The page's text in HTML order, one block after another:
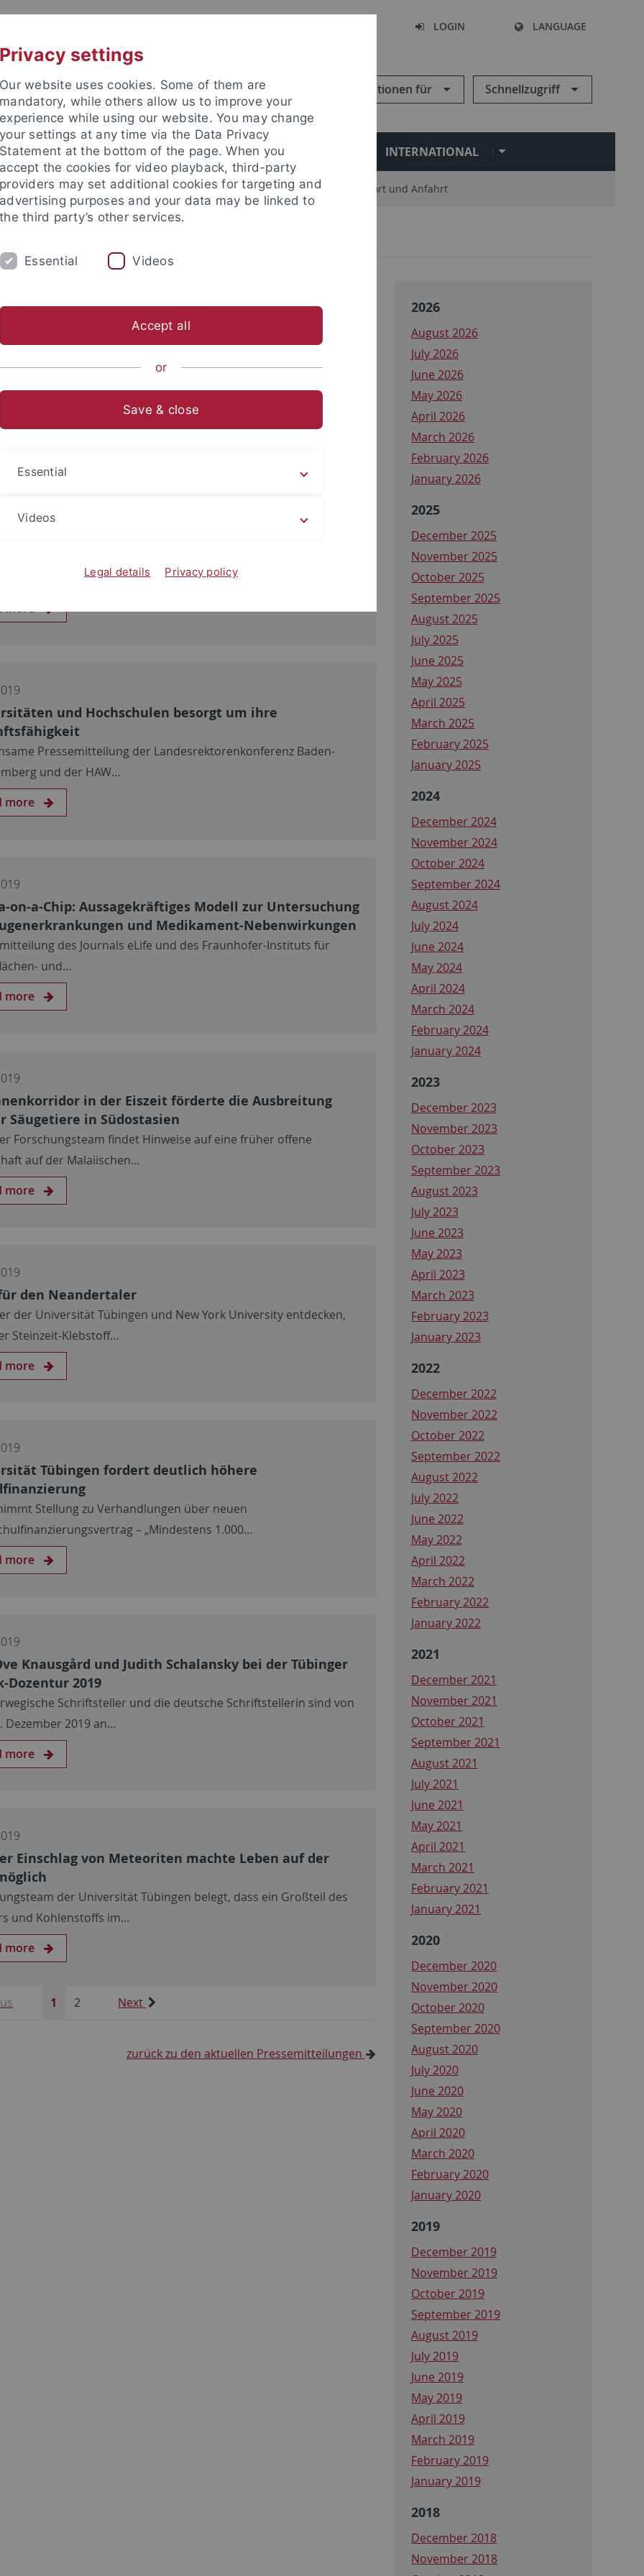
LOGIN LANGUAGE
Informationen für Schnellzugriff
STUDIUM FORSCHUNG EINRICHTUNGEN INTERNATIONAL
und Publikationen Campusleben Im Dialog Karriere Standort und Anfahrt
bedroht genetische Vielfalt europäischer
Vielfalt von…
more
und Hochschulen besorgt um ihre
Pressemitteilung der Landesrektorenkonferenz Baden-
und der HAW…
more
on-a-Chip: Aussagekräftiges Modell zur Untersuchung
und Medikament-Nebenwirkungen
des Journals eLife und des Fraunhofer-Instituts für
und…
more
in der Eiszeit förderte die Ausbreitung
Säugetiere in Südostasien
Forschungsteam findet Hinweise auf eine früher offene
auf der Malaiischen…
more
den Neandertaler
der Universität Tübingen und New York University entdecken,
Steinzeit-Klebstoff…
more
Tübingen fordert deutlich höhere
Stellung zu Verhandlungen über neuen
– „Mindestens 1.000…
more
Knausgård und Judith Schalansky bei der Tübinger
Dozentur 2019
Schriftsteller und die deutsche Schriftstellerin sind von
Dezember 2019 an…
more
Einschlag von Meteoriten machte Leben auf der
der Universität Tübingen belegt, dass ein Großteil des
und Kohlenstoffs im…
more
1 2 Next
zurück zu den aktuellen Pressemitteilungen
2026
August 2026
July 2026
June 2026
May 2026
April 2026
March 2026
February 2026
January 2026
2025
December 2025
November 2025
October 2025
September 2025
August 2025
July 2025
June 2025
May 2025
April 2025
March 2025
February 2025
January 2025
2024
December 2024
November 2024
October 2024
September 2024
August 2024
July 2024
June 2024
May 2024
April 2024
March 2024
February 2024
January 2024
2023
December 2023
November 2023
October 2023
September 2023
August 2023
July 2023
June 2023
May 2023
April 2023
March 2023
February 2023
January 2023
2022
December 2022
November 2022
October 2022
September 2022
August 2022
July 2022
June 2022
May 2022
April 2022
March 2022
February 2022
January 2022
2021
December 2021
November 2021
October 2021
September 2021
August 2021
July 2021
June 2021
May 2021
April 2021
March 2021
February 2021
January 2021
2020
December 2020
November 2020
October 2020
September 2020
August 2020
July 2020
June 2020
May 2020
April 2020
March 2020
February 2020
January 2020
2019
December 2019
November 2019
October 2019
September 2019
August 2019
July 2019
June 2019
May 2019
April 2019
March 2019
February 2019
January 2019
2018
December 2018
November 2018
Privacy settings
Our website uses cookies. Some of them are
mandatory, while others allow us to improve your
experience while using our website. You may change
your settings at any time via the Data Privacy
Statement at the bottom of the page. When you
accept the cookies for video playback, third-party
providers may set additional cookies for targeting and
advertising purposes and your data may be linked to
the third party’s other services.
Essential Videos
Accept all
or
Save & close
Essential
Videos
Legal details Privacy policy